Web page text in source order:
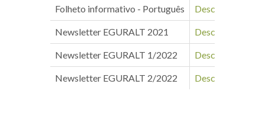
Folheto informativo - Português Descarregar
Newsletter EGURALT 2021 Descarregar
Newsletter EGURALT 1/2022 Descarregar
Newsletter EGURALT 2/2022 Descarregar